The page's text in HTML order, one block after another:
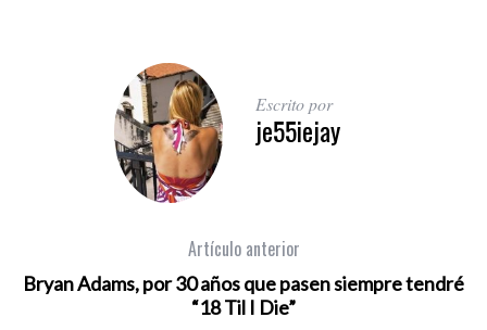
Escrito por
je55iejay
Artículo anterior
Bryan Adams, por 30 años que pasen siempre tendré
“18 Til I Die”